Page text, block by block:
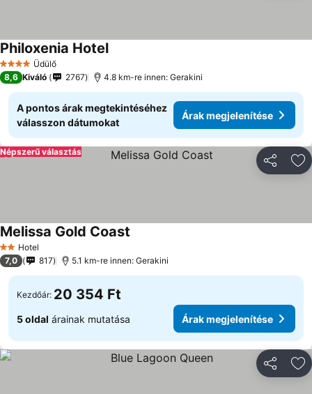
4 KategóriaÜdülő
Philoxenia HotelÁrak megjelenítése
8,6 Kiváló 2767 4.8 km-re innen: Gerakini
A pontos árak megtekintéséhez
válasszon dátumokat
Árak megjelenítése
Népszerű választás
2 Kategória
Hotel
Melissa Gold Coast
7,0 817 5.1 km-re innen: Gerakini
Kezdőár: 20 354 Ft
5 oldal árainak mutatása Árak megjelenítése